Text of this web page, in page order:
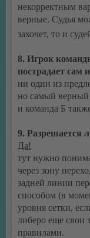
некорректным
верные. Судья
захочет, то и
8. Игрок
пострадает сам
ни один из
но самый
и команда Б
9. Разрешается
Да!
тут нужно
через зону
задней линии
способом (в
уровня сетки,
либеро еще свои
правилами.